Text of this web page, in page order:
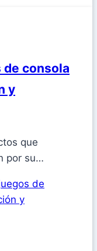
de consola​
y
que
por su…
de
y